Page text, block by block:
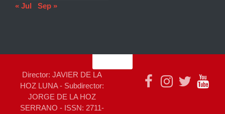
« Jul
Sep »
Director: JAVIER DE LA
HOZ LUNA - Subdirector:
JORGE DE LA HOZ
SERRANO - ISSN: 2711-